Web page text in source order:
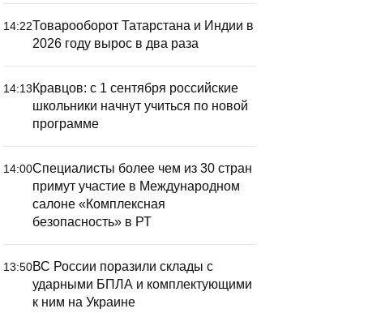
14:22Товарооборот Татарстана и Индии в
2026 году вырос в два раза
14:13Кравцов: с 1 сентября российские
школьники начнут учиться по новой
программе
14:00Специалисты более чем из 30 стран
примут участие в Международном
салоне «Комплексная
безопасность» в РТ
13:50ВС России поразили склады с
ударными БПЛА и комплектующими
к ним на Украине